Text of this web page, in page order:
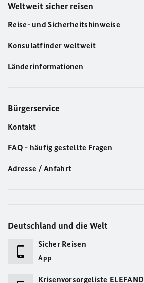
Weltweit sicher reisen
Reise- und Sicherheitshinweise
Konsulatfinder weltweit
Länderinformationen
Bürgerservice
Kontakt
FAQ - häufig gestellte Fragen
Adresse / Anfahrt
Deutschland und die Welt
Sicher Reisen
App
Krisenvorsorgeliste ELEFAND